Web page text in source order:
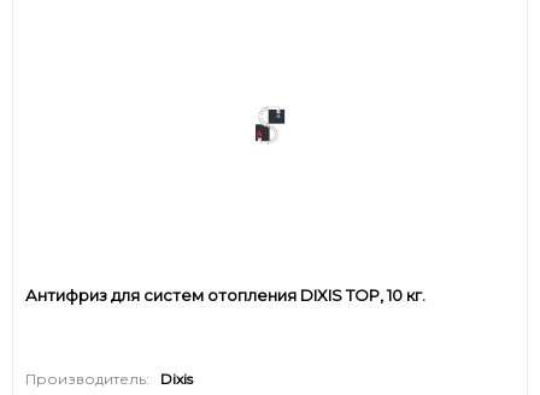
Антифриз для систем отопления DIXIS TOP, 10 кг.
Производитель:
Dixis